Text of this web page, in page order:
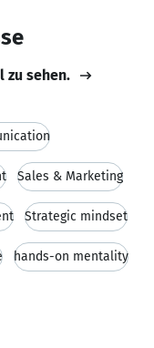
zu sehen.
Sales & Marketing
Strategic mindset
hands-on mentality